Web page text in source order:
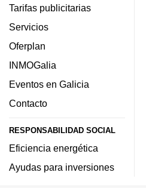
Tarifas publicitarias
Servicios
Oferplan
INMOGalia
Eventos en Galicia
Contacto
RESPONSABILIDAD SOCIAL
Eficiencia energética
Ayudas para inversiones